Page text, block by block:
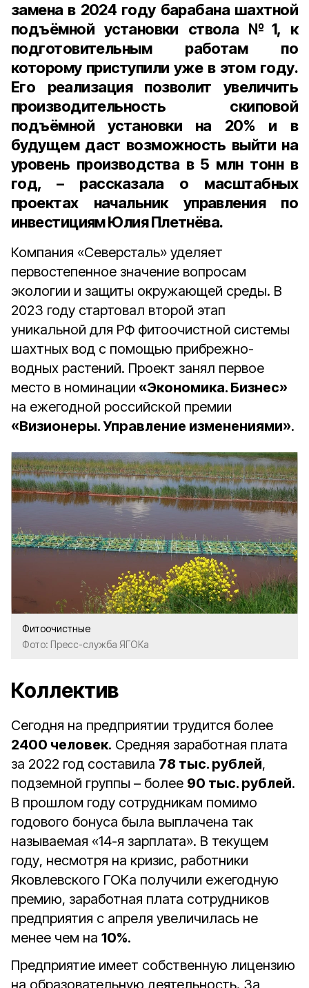
замена в 2024 году барабана шахтной
подъёмной установки ствола №1, к
подготовительным работам по
которому приступили уже в этом году.
Его реализация позволит увеличить
производительность скиповой
подъёмной установки на 20% и в
будущем даст возможность выйти на
уровень производства в 5 млн тонн в
год, – рассказала о масштабных
проектах начальник управления по
инвестициям Юлия Плетнёва.
Компания «Северсталь» уделяет
первостепенное значение вопросам
экологии и защиты окружающей среды. В
2023 году стартовал второй этап
уникальной для РФ фитоочистной системы
шахтных вод с помощью прибрежно-
водных растений. Проект занял первое
место в номинации «Экономика. Бизнес»
на ежегодной российской премии
«Визионеры. Управление изменениями».
Фитоочистные
Фото: Пресс-служба ЯГОКа
Коллектив
Сегодня на предприятии трудится более
2400 человек. Средняя заработная плата
за 2022 год составила 78 тыс. рублей,
подземной группы – более 90 тыс. рублей.
В прошлом году сотрудникам помимо
годового бонуса была выплачена так
называемая «14-я зарплата». В текущем
году, несмотря на кризис, работники
Яковлевского ГОКа получили ежегодную
премию, заработная плата сотрудников
предприятия с апреля увеличилась не
менее чем на 10%.
Предприятие имеет собственную лицензию
на образовательную деятельность. За